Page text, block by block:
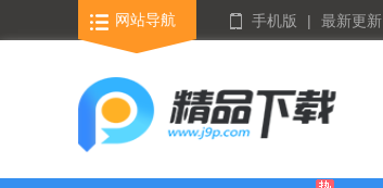
网站导航 手机版 | 最新更新